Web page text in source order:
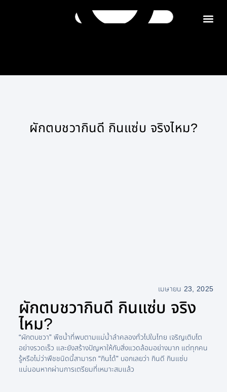
ผักตบชวากินดี กินแซ่บ จริงไหม?
เมษายน 23, 2025
ผักตบชวากินดี กินแซ่บ จริง
ไหม?
“ผักตบชวา” พืชน้ำที่พบตามแม่น้ำลำคลองทั่วไปในไทย เจริญเติบโต
อย่างรวดเร็ว และยังสร้างปัญหาให้กับสิ่งแวดล้อมอย่างมาก แต่ทุกคน
รู้หรือไม่ว่าพืชชนิดนี้สามารถ “กินได้” บอกเลยว่า กินดี กินแซ่บ
แน่นอนหากผ่านการเตรียมที่เหมาะสมแล้ว